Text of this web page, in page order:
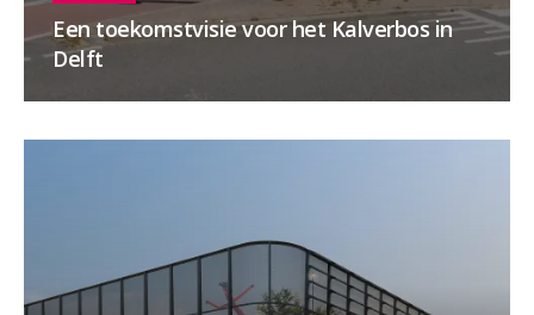
Een toekomstvisie voor het Kalverbos in
Delft